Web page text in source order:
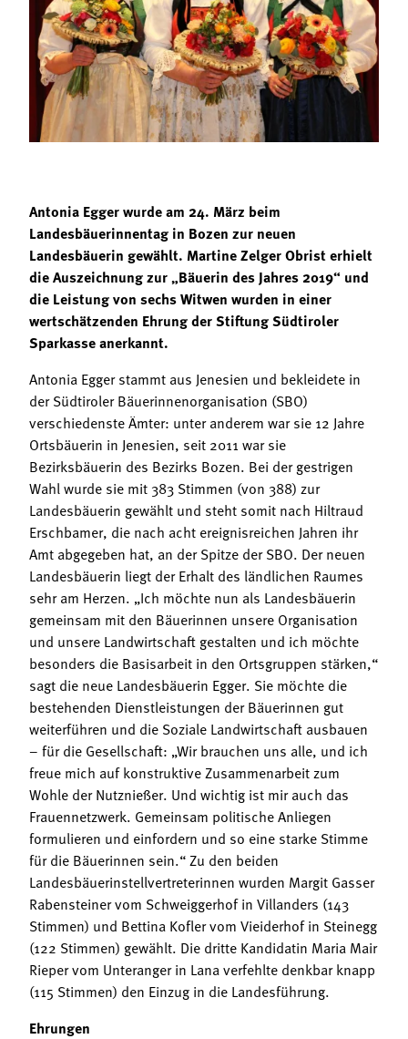
Mitgliedschaft
Landessekretariat
Bäuerliche Buffets
Hofgeschichten
Antonia Egger wurde am 24. März beim
Landesbäuerinnentag in Bozen zur neuen
Landesbäuerin gewählt. Martine Zelger Obrist erhielt
die Auszeichnung zur „Bäuerin des Jahres 2019“ und
die Leistung von sechs Witwen wurden in einer
wertschätzenden Ehrung der Stiftung Südtiroler
Sparkasse anerkannt.
Antonia Egger stammt aus Jenesien und bekleidete in
der Südtiroler Bäuerinnenorganisation (SBO)
verschiedenste Ämter: unter anderem war sie 12 Jahre
Ortsbäuerin in Jenesien, seit 2011 war sie
Bezirksbäuerin des Bezirks Bozen. Bei der gestrigen
Wahl wurde sie mit 383 Stimmen (von 388) zur
Landesbäuerin gewählt und steht somit nach Hiltraud
Erschbamer, die nach acht ereignisreichen Jahren ihr
Amt abgegeben hat, an der Spitze der SBO. Der neuen
Landesbäuerin liegt der Erhalt des ländlichen Raumes
sehr am Herzen. „Ich möchte nun als Landesbäuerin
gemeinsam mit den Bäuerinnen unsere Organisation
und unsere Landwirtschaft gestalten und ich möchte
besonders die Basisarbeit in den Ortsgruppen stärken,“
sagt die neue Landesbäuerin Egger. Sie möchte die
bestehenden Dienstleistungen der Bäuerinnen gut
weiterführen und die Soziale Landwirtschaft ausbauen
– für die Gesellschaft: „Wir brauchen uns alle, und ich
freue mich auf konstruktive Zusammenarbeit zum
Wohle der Nutznießer. Und wichtig ist mir auch das
Frauennetzwerk. Gemeinsam politische Anliegen
formulieren und einfordern und so eine starke Stimme
für die Bäuerinnen sein.“ Zu den beiden
Landesbäuerinstellvertreterinnen wurden Margit Gasser
Rabensteiner vom Schweiggerhof in Villanders (143
Stimmen) und Bettina Kofler vom Vieiderhof in Steinegg
(122 Stimmen) gewählt. Die dritte Kandidatin Maria Mair
Rieper vom Unteranger in Lana verfehlte denkbar knapp
(115 Stimmen) den Einzug in die Landesführung.
Ehrungen